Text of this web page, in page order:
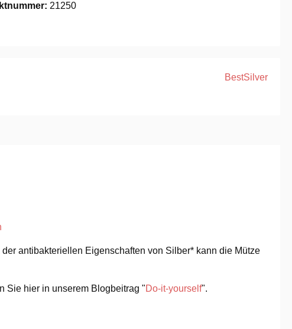
21250
BestSilver
der antibakteriellen Eigenschaften von Silber* kann die Mütze
Sie hier in unserem Blogbeitrag "Do-it-yourself".